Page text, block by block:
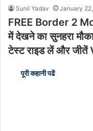
Sunil Yadav January
FREE Border 2
में देखने का सुनहरा
टेस्ट राइड लें और जीतें
पूरी कहानी पढें